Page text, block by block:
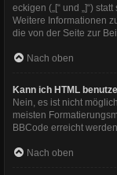
eckigen („[“ und „]“)
Weitere Informationen
die von der Seite zur
Nach oben
Kann ich HTML
Nein, es ist nicht
meisten
BBCode erreicht werden.
Nach oben